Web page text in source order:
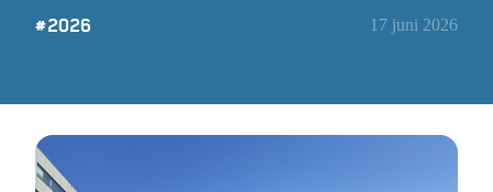
#2026 17 juni 2026